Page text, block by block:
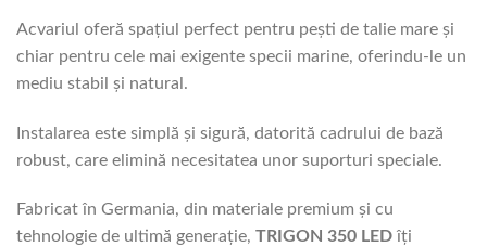
Acvariul oferă spațiul perfect pentru pești de talie mare și
chiar pentru cele mai exigente specii marine, oferindu-le un
mediu stabil și natural.
Instalarea este simplă și sigură, datorită cadrului de bază
robust, care elimină necesitatea unor suporturi speciale.
Fabricat în Germania, din materiale premium și cu
tehnologie de ultimă generație, TRIGON 350 LED îți